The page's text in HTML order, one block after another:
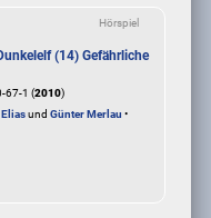
Hörspiel
(14) Gefährliche
67-1 (2010)
und Günter Merlau •